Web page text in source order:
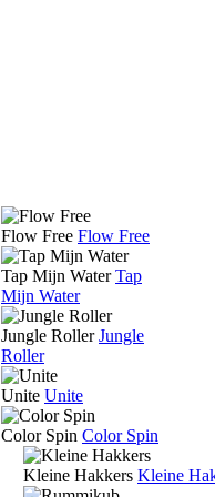
Flow Free Flow Free
Tap Mijn Water Tap
Mijn Water
Jungle Roller Jungle
Roller
Unite Unite
Color Spin Color Spin
Kleine Hakkers Kleine